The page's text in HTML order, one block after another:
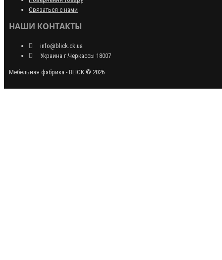
Связаться с нами
НАШИ КОНТАКТЫ
info@blick.ck.ua
Украина г.Черкассы 18007
Мебельная фабрика - BLICK © 2026